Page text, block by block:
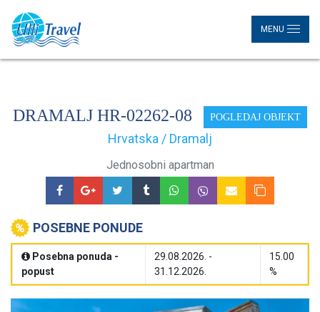
MENU
DRAMALJ HR-02262-08 POGLEDAJ OBJEKT
Hrvatska / Dramalj
Jednosobni apartman
POSEBNE PONUDE
Posebna ponuda -
popust
29.08.2026. -
31.12.2026.
15.00
%